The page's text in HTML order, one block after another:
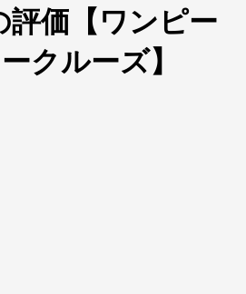
評価【ワンピー
クルーズ】